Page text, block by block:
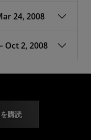
24, 2008
Oct 2, 2008
購読